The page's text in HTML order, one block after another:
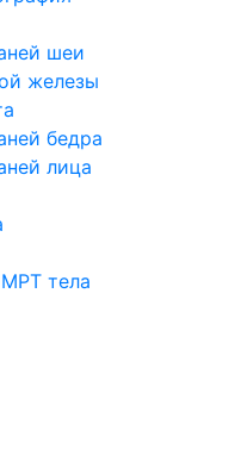
шеи
железы
бедра
лица
тела